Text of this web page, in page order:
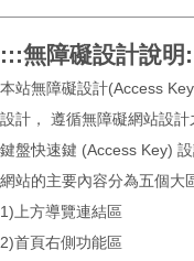
:::無障礙設計說明
本站無障礙設計(Access
設計， 遵循無障礙網站設計
鍵盤快速鍵 (Access Key) 設
網站的主要內容分為五個大
1)上方導覽連結區
2)首頁右側功能區